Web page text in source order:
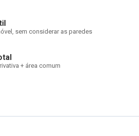
sem considerar as paredes
+ área comum